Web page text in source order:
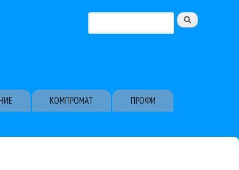
Форма поиска
КОМПРОМАТ
ПРОФИ